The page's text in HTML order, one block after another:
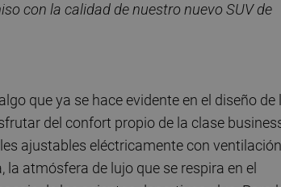
con la calidad de nuestro nuevo SUV de
que ya se hace evidente en el diseño de
del confort propio de la clase
ajustables eléctricamente con ventilación
atmósfera de lujo que se respira en el